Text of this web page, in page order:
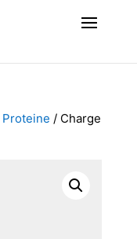
Proteine / Charge